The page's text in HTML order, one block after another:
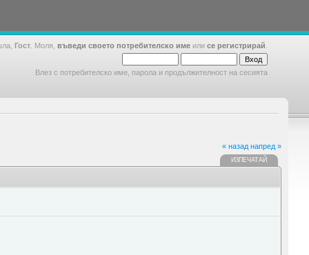
Гост . Моля, въведи своето потребителско име или се регистрирай
Влез с потребителско име, парола и продължителност на сесията
« назад напред »
ИЗПЕЧАТАЙ